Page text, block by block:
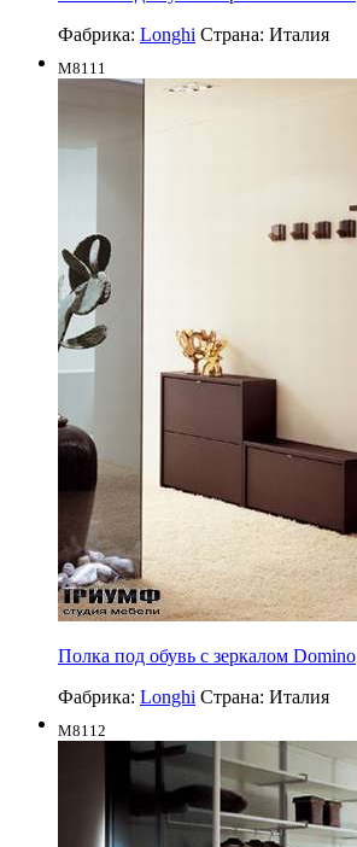
Фабрика: Longhi Страна: Италия
M8111
Полка под обувь с зеркалом Domino
Фабрика: Longhi Страна: Италия
M8112